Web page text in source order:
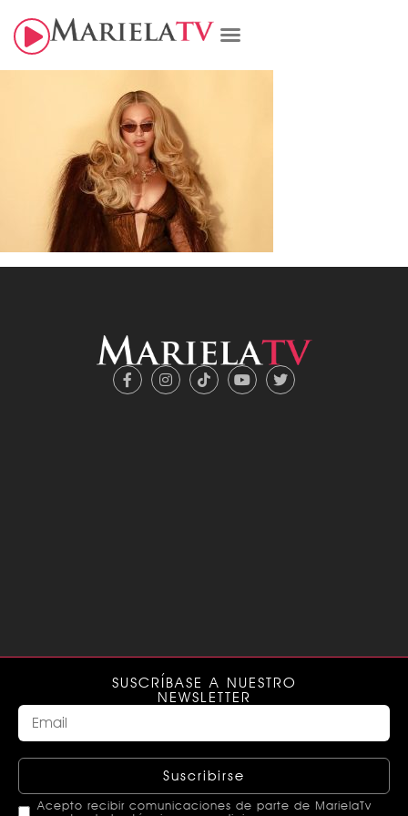
SUSCRÍBASE A NUESTRO
NEWSLETTER
Suscribirse
Acepto recibir comunicaciones de parte de MarielaTv